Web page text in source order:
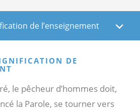
de l’enseignement
DE
le pêcheur d’hommes doit,
la Parole, se tourner vers